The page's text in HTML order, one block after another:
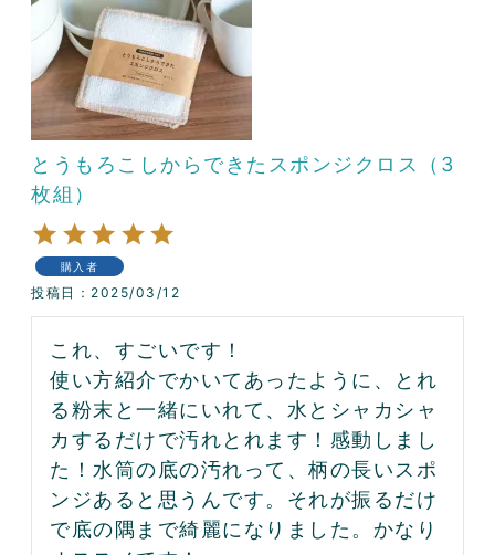
とうもろこしからできたスポンジクロス（3
枚組）
購入者
投稿日 2025/03/12
これ、すごいです！
使い方紹介でかいてあったように、とれ
る粉末と一緒にいれて、水とシャカシャ
カするだけで汚れとれます！感動しまし
た！水筒の底の汚れって、柄の長いスポ
ンジあると思うんです。それが振るだけ
で底の隅まで綺麗になりました。かなり